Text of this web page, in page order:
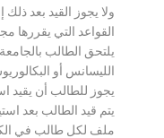
ولا يجوز القيد بعد
القواعد التي يقررها
يلتحق الطالب
الليسانس أو
يجوز للطالب أن يقيد
يتم قيد الطالب بعد
ملف لكل طالب في